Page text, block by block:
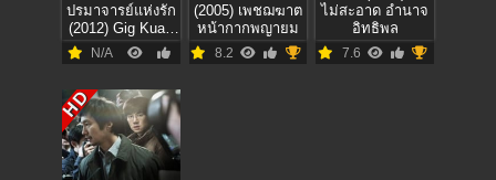
ปรมาจารย์แห่งรัก
(2012) Gig Kuan
Puan Za
N/A
(2005) เพชฌฆาต
หน้ากากพญายม
8.2
ไม่สะอาด อำนาจ
อิทธิพล
7.6
HD